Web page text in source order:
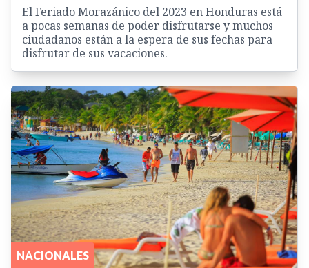
El Feriado Morazánico del 2023 en Honduras está
a pocas semanas de poder disfrutarse y muchos
ciudadanos están a la espera de sus fechas para
disfrutar de sus vacaciones.
NACIONALES